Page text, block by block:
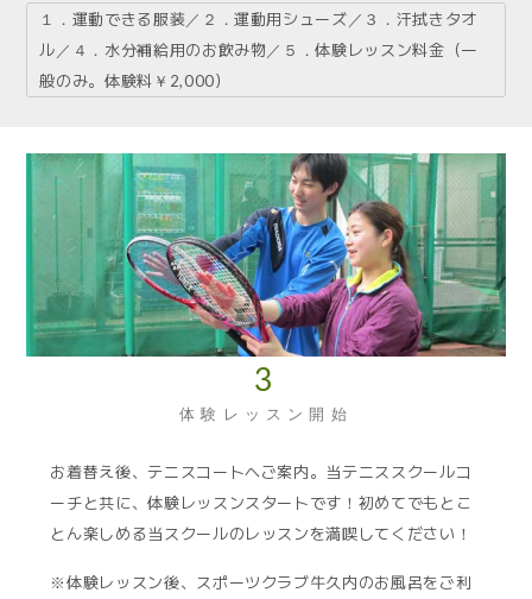
１．運動できる服装／２．運動用シューズ／３．汗拭きタオ
ル／４．水分補給用のお飲み物／５．体験レッスン料金（一
般のみ。体験料￥2,000）
3
体験レッスン開始
お着替え後、テニスコートへご案内。当テニススクールコ
ーチと共に、体験レッスンスタートです！初めてでもとこ
とん楽しめる当スクールのレッスンを満喫してください！
※体験レッスン後、スポーツクラブ牛久内のお風呂をご利